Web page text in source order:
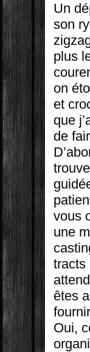
Un
son
plus
on
et
que
de
vous
une
tracts
êtes
Oui,